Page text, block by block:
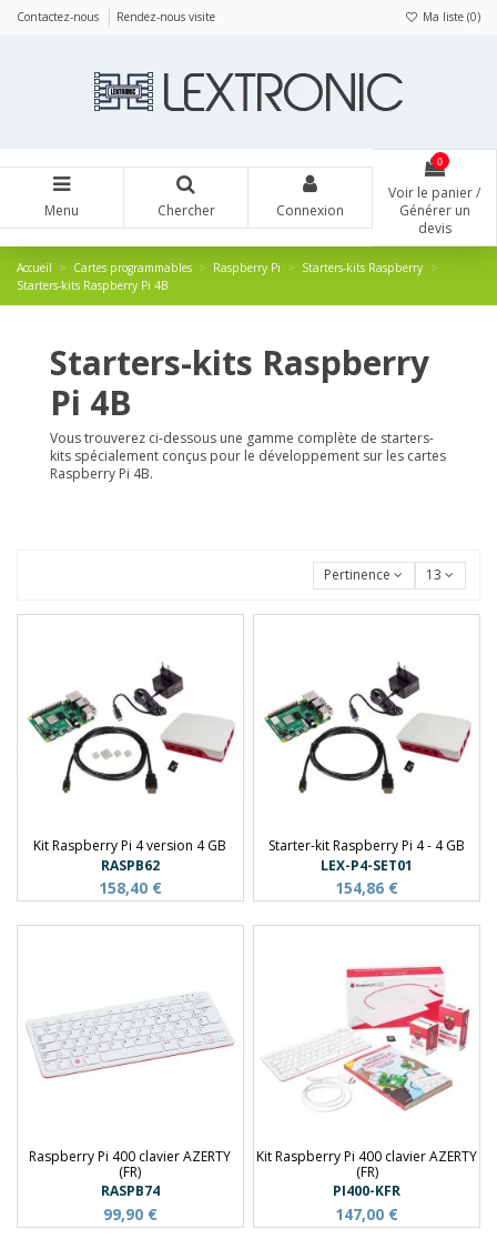
Contactez-nous Rendez-nous visite Ma liste (0)
Menu Chercher Connexion
0
Voir le panier /
Générer un
devis
Accueil Cartes programmables Raspberry Pi
Starters-kits Raspberry
Starters-kits Raspberry Pi 4B
Starters-kits Raspberry
Pi 4B
Vous trouverez ci-dessous une gamme complète de starters-
kits spécialement conçus pour le développement sur les cartes
Raspberry Pi 4B.
Pertinence 13
Kit Raspberry Pi 4 version 4 GB
RASPB62
158,40 €
Starter-kit Raspberry Pi 4 - 4 GB
LEX-P4-SET01
154,86 €
Raspberry Pi 400 clavier AZERTY
(FR)
RASPB74
99,90 €
Kit Raspberry Pi 400 clavier AZERTY
(FR)
PI400-KFR
147,00 €
Panneau de gestion des cookies